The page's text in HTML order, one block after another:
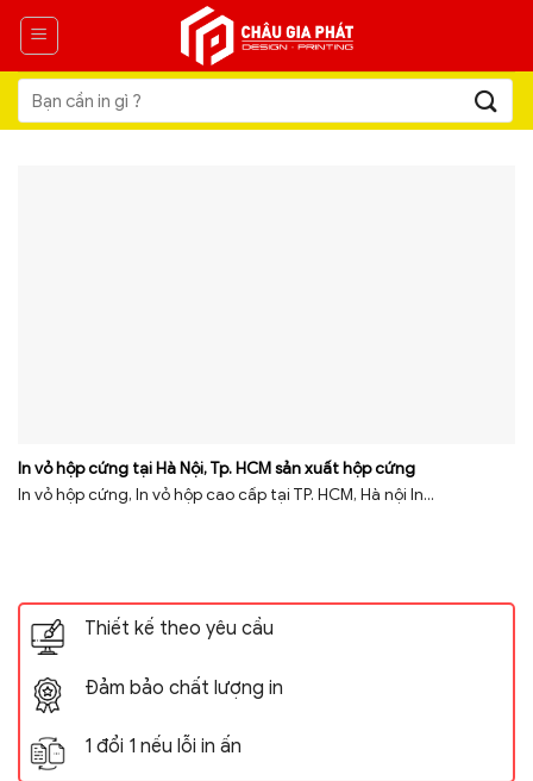
Skip
content
Tìm
kiếm:
In vỏ hộp cứng tại Hà Nội, Tp. HCM sản xuất hộp cứng
In vỏ hộp cứng, In vỏ hộp cao cấp tại TP. HCM, Hà nội In...
Thiết kế theo yêu cầu
Đảm bảo chất lượng in
1 đổi 1 nếu lỗi in ấn